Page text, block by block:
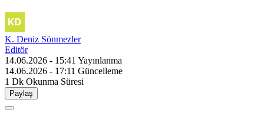
K. Deniz Sönmezler
Editör
14.06.2026 - 15:41 Yayınlanma
14.06.2026 - 17:11 Güncelleme
1 Dk Okunma Süresi
Paylaş